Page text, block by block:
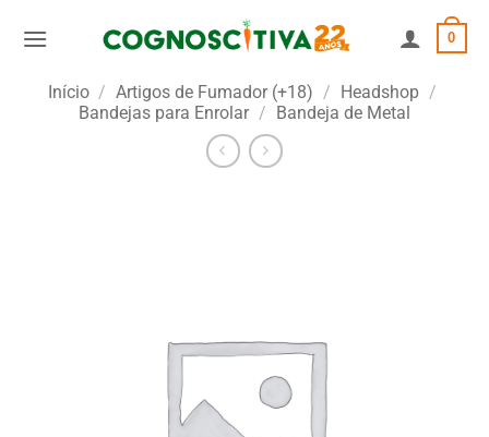
0
Início / Artigos de Fumador (+18) / Headshop /
Bandejas para Enrolar / Bandeja de Metal